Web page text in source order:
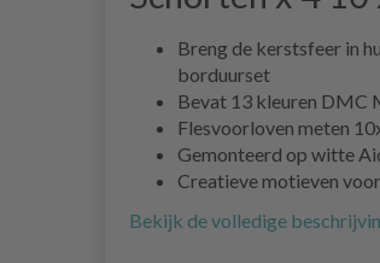
Breng de kerstsfeer in
borduurset
Bevat 13 kleuren DMC
Flesvoorloven meten
Gemonteerd op witte
Creatieve motieven
Bekijk de volledige